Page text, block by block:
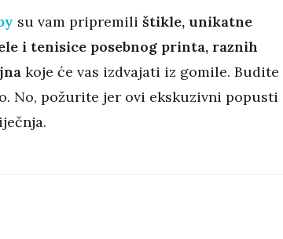
su vam pripremilištikle, unikatne
i tenisice posebnog printa, raznih
koje će vas izdvajati iz gomile. Budite
No, požurite jer ovi ekskuzivni popusti